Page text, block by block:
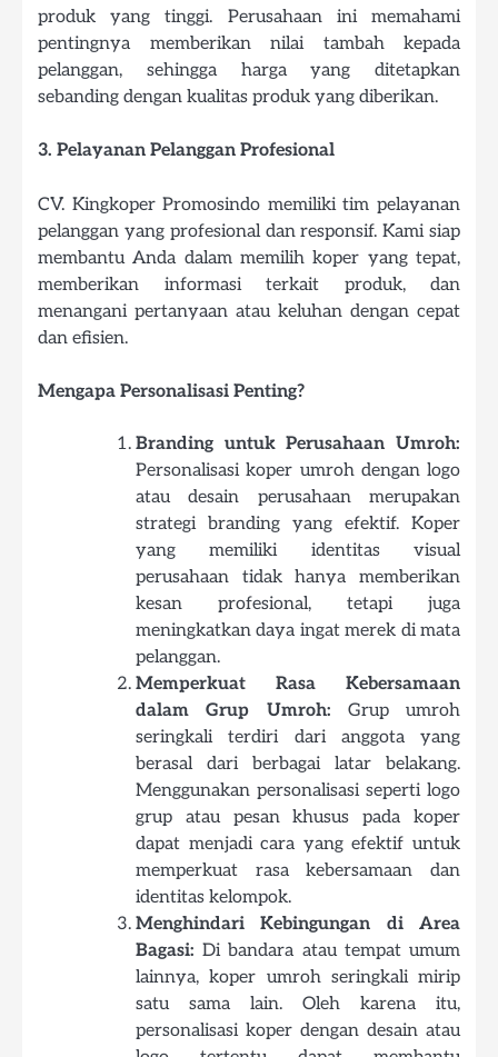
produk yang tinggi. Perusahaan ini memahami
pentingnya memberikan nilai tambah kepada
pelanggan, sehingga harga yang ditetapkan
sebanding dengan kualitas produk yang diberikan.
3. Pelayanan Pelanggan Profesional
CV. Kingkoper Promosindo memiliki tim pelayanan
pelanggan yang profesional dan responsif. Kami siap
membantu Anda dalam memilih koper yang tepat,
memberikan informasi terkait produk, dan
menangani pertanyaan atau keluhan dengan cepat
dan efisien.
Mengapa Personalisasi Penting?
Branding untuk Perusahaan Umroh:
Personalisasi koper umroh dengan logo
atau desain perusahaan merupakan
strategi branding yang efektif. Koper
yang memiliki identitas visual
perusahaan tidak hanya memberikan
kesan profesional, tetapi juga
meningkatkan daya ingat merek di mata
pelanggan.
Memperkuat Rasa Kebersamaan
dalam Grup Umroh: Grup umroh
seringkali terdiri dari anggota yang
berasal dari berbagai latar belakang.
Menggunakan personalisasi seperti logo
grup atau pesan khusus pada koper
dapat menjadi cara yang efektif untuk
memperkuat rasa kebersamaan dan
identitas kelompok.
Menghindari Kebingungan di Area
Bagasi: Di bandara atau tempat umum
lainnya, koper umroh seringkali mirip
satu sama lain. Oleh karena itu,
personalisasi koper dengan desain atau